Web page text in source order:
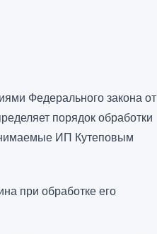
Федерального закона от
порядок обработки
ИП Кутеповым
при обработке его